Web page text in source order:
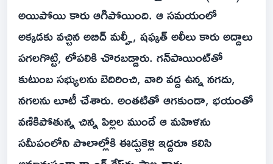
అయిపోయి కారు ఆగిపోయింది. ఆ సమయంలో
అక్కడకు వచ్చిన అబిద్ మల్హీ, షఫ్కత్ అలీలు కారు అద్దాలు
పగలగొట్టి, లోపలికి చొరబడ్డారు. గన్‌పాయింట్‌తో
కుటుంబ సభ్యులను బెదిరించి, వారి వద్ద ఉన్న నగదు,
నగలను లూటీ చేశారు. అంతటితో ఆగకుండా, భయంతో
వణికిపోతున్న చిన్న పిల్లల ముందే ఆ మహిళను
సమీపంలోని పొలాల్లోకి ఈడ్చుకెళ్లి ఇద్దరూ కలిసి